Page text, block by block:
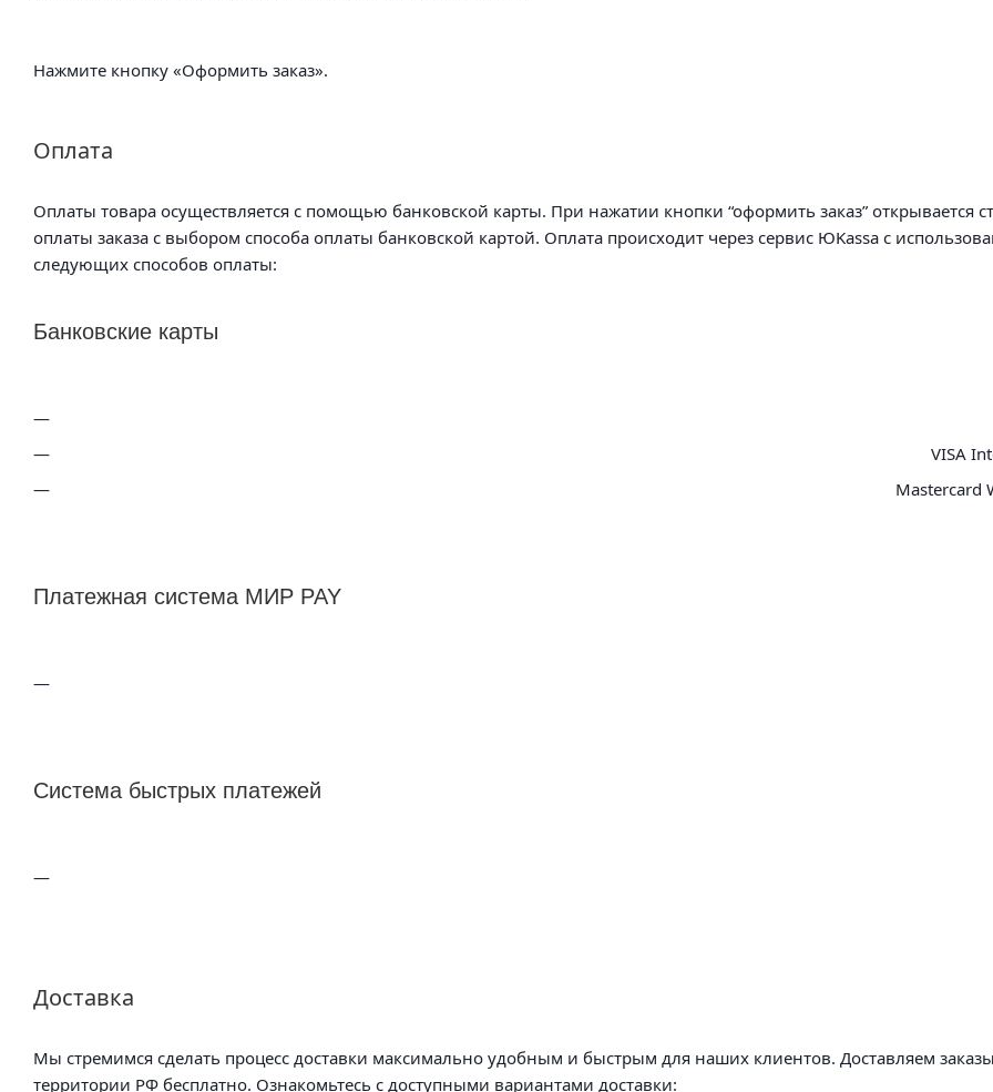
Нажмите кнопку «Оформить заказ».
Оплата
Оплаты товара осуществляется с помощью банковской карты. При нажатии кнопки “оформить заказ” открывается
оплаты заказа с выбором способа оплаты банковской картой. Оплата происходит через сервис ЮKassa с
следующих способов оплаты:
Банковские карты
VISA
Mastercard
Платежная система МИР PAY
Система быстрых платежей
Доставка
Мы стремимся сделать процесс доставки максимально удобным и быстрым для наших клиентов. Доставляем
территории РФ бесплатно. Ознакомьтесь с доступными вариантами доставки: